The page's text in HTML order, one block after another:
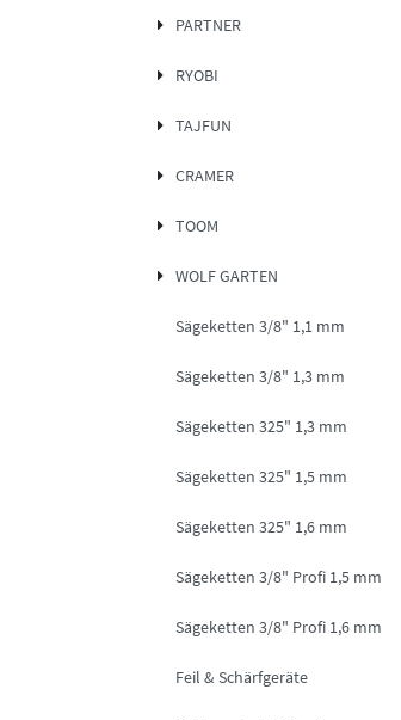
PARTNER
RYOBI
TAJFUN
CRAMER
TOOM
WOLF GARTEN
Sägeketten 3/8" 1,1 mm
Sägeketten 3/8" 1,3 mm
Sägeketten 325" 1,3 mm
Sägeketten 325" 1,5 mm
Sägeketten 325" 1,6 mm
Sägeketten 3/8" Profi 1,5 mm
Sägeketten 3/8" Profi 1,6 mm
Feil & Schärfgeräte